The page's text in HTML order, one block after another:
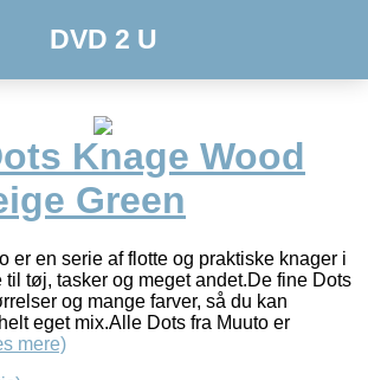
DVD 2 U
Knage Wood
Green
er en serie af flotte og praktiske knager i
tøj, tasker og meget andet.De fine Dots
og mange farver, så du kan
eget mix.Alle Dots fra Muuto er
mere)